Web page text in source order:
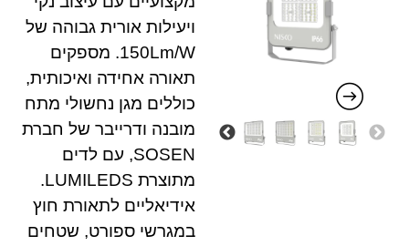
ויעילות אורית גבוהה של
150Lm/W. מספקים
תאורה אחידה ואיכותית,
כוללים מגן נחשולי מתח
מובנה ודרייבר של חברת
SOSEN, עם לדים
מתוצרת LUMILEDS.
אידיאליים לתאורת חוץ
במגרשי ספורט, שטחים